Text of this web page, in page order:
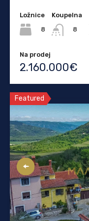
Ložnice
8
Koupelna
8
Na prodej
2.160.000€
Featured